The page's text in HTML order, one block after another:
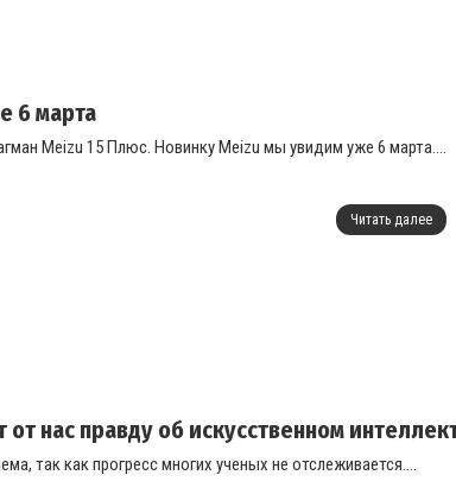
6 марта
Meizu 15 Плюс. Новинку Meizu мы увидим уже 6 марта....
Читать далее
нас правду об искусственном
так как прогресс многих ученых не отслеживается....